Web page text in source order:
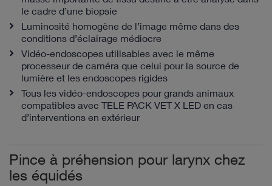
le cadre d’une biopsie
Luminosité homogène de l’image même dans des
conditions d’éclairage médiocre
Vidéo-endoscopes utilisables avec le même
processeur de caméra que celui pour la source de
lumière et les endoscopes rigides
Tous les vidéo-endoscopes pour grands animaux
compatibles avec TELE PACK VET X LED en cas
d’interventions en extérieur
Pince à préhension pour larynx chez
les équidés